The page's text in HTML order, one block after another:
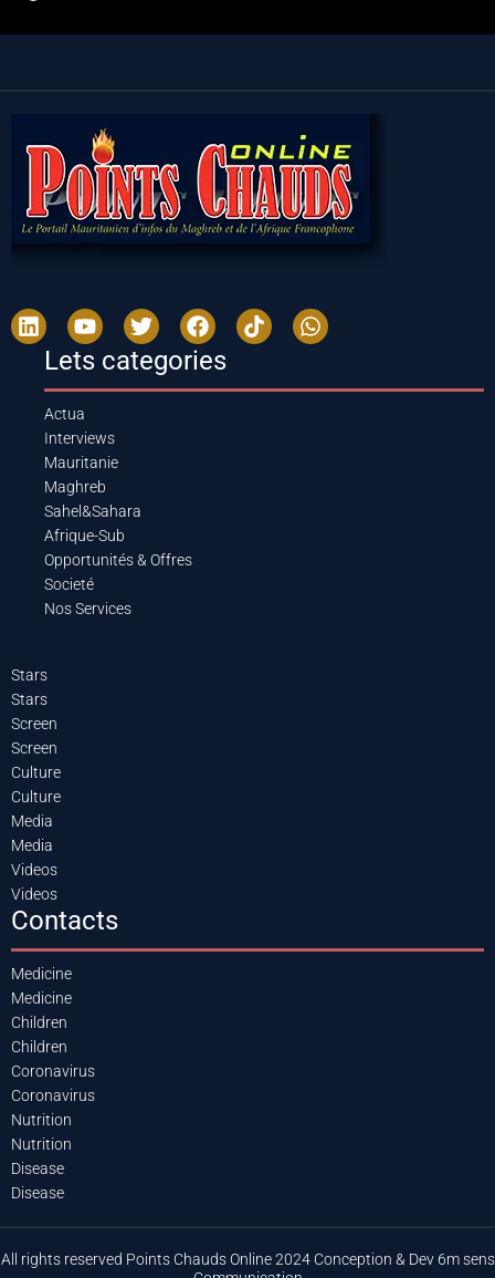
Lets categories
Actua
Interviews
Mauritanie
Maghreb
Sahel&Sahara
Afrique-Sub
Opportunités & Offres
Societé
Nos Services
Stars
Stars
Screen
Screen
Culture
Culture
Media
Media
Videos
Videos
Contacts
Medicine
Medicine
Children
Children
Coronavirus
Coronavirus
Nutrition
Nutrition
Disease
Disease
All rights reserved Points Chauds Online 2024 Conception & Dev 6m sens